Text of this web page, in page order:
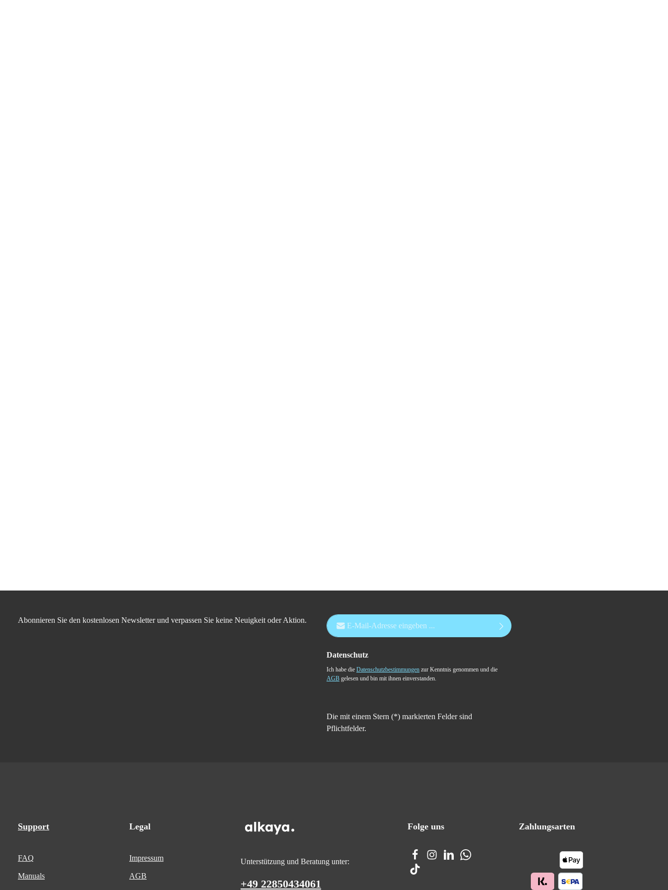
Abonnieren Sie den kostenlosen Newsletter und verpassen Sie keine Neuigkeit oder Aktion. E-Mail-Adresse*
Datenschutz
Ich habe die Datenschutzbestimmungen zur Kenntnis genommen und die
AGB gelesen und bin mit ihnen einverstanden.
Die mit einem Stern (*) markierten Felder sind
Pflichtfelder.
Support
FAQ
Manuals
Legal
Impressum
AGB
Unterstützung und Beratung unter:
+49 22850434061
Folge uns Zahlungsarten